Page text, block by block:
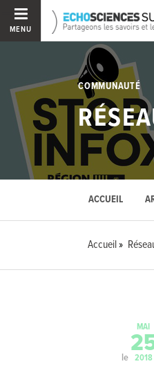
MENU
COMMUNAUTÉ
ACCUEIL
Accueil
le
MAI
2018